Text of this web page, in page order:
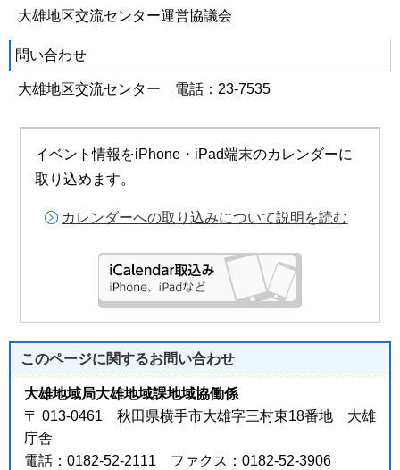
大雄地区交流センター運営協議会
問い合わせ
大雄地区交流センター 電話：23-7535
イベント情報をiPhone・iPad端末のカレンダーに
取り込めます。
カレンダーへの取り込みについて説明を読む
このページに関するお問い合わせ
大雄地域局大雄地域課地域協働係
〒 013-0461 秋田県横手市大雄字三村東18番地 大雄
庁舎
電話：0182-52-2111 ファクス：0182-52-3906